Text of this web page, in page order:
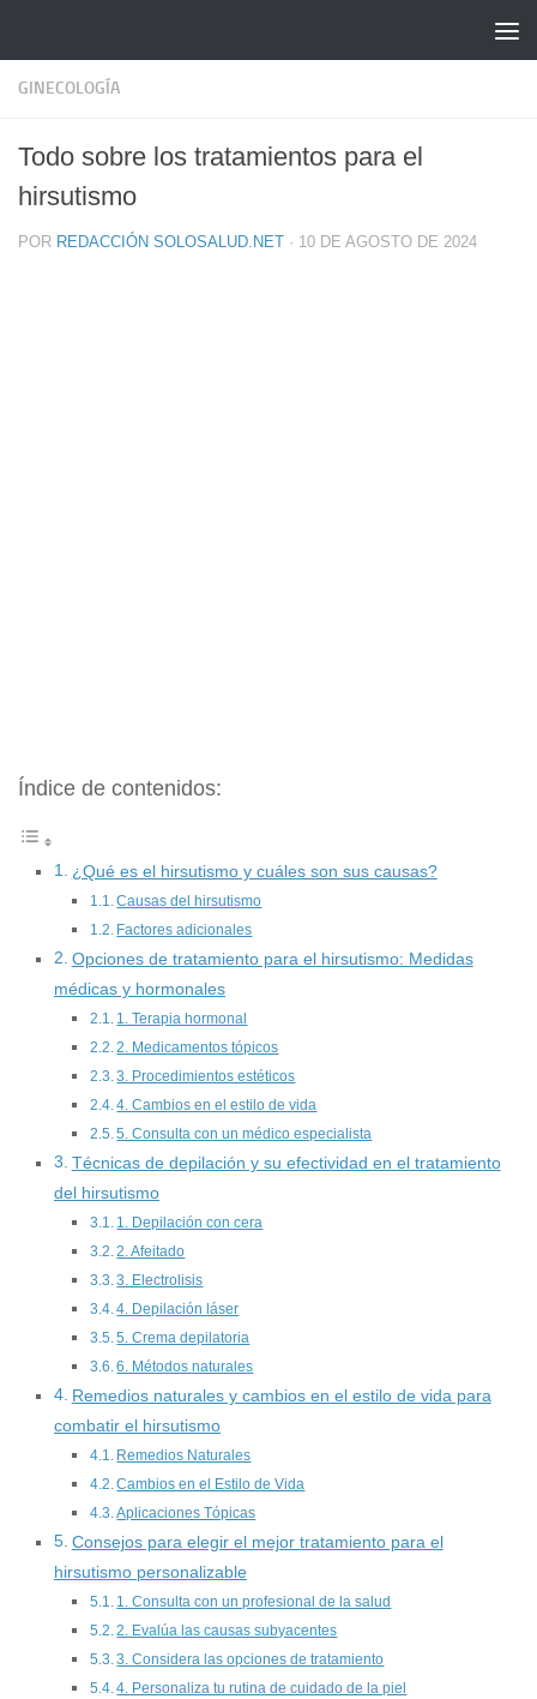
GINECOLOGÍA
Todo sobre los tratamientos para el
hirsutismo
POR REDACCIÓN SOLOSALUD.NET · 10 DE AGOSTO DE 2024
Índice de contenidos:
¿Qué es el hirsutismo y cuáles son sus causas?
Causas del hirsutismo
Factores adicionales
Opciones de tratamiento para el hirsutismo: Medidas
médicas y hormonales
1. Terapia hormonal
2. Medicamentos tópicos
3. Procedimientos estéticos
4. Cambios en el estilo de vida
5. Consulta con un médico especialista
Técnicas de depilación y su efectividad en el tratamiento
del hirsutismo
1. Depilación con cera
2. Afeitado
3. Electrolisis
4. Depilación láser
5. Crema depilatoria
6. Métodos naturales
Remedios naturales y cambios en el estilo de vida para
combatir el hirsutismo
Remedios Naturales
Cambios en el Estilo de Vida
Aplicaciones Tópicas
Consejos para elegir el mejor tratamiento para el
hirsutismo personalizable
1. Consulta con un profesional de la salud
2. Evalúa las causas subyacentes
3. Considera las opciones de tratamiento
4. Personaliza tu rutina de cuidado de la piel